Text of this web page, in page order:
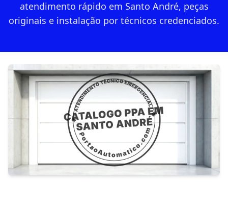
atendimento rápido em Santo André, peças
originais e instalação por técnicos credenciados.